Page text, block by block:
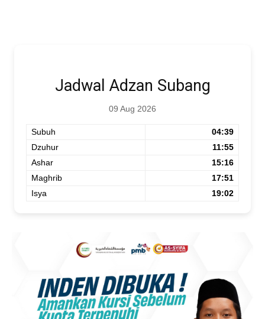
Jadwal Adzan Subang
09 Aug 2026
Subuh
04:39
Dzuhur
11:55
Ashar
15:16
Maghrib
17:51
Isya
19:02